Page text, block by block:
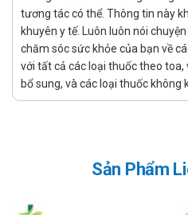
Để có thể mua Careline Royal
có thể mua tại Nhà thuốc Hà
Mua trực tiếp tại cửa hàng
Đặt hàng tại website:
niềm tự hào và là sự thành công
tương tác có thể. Thông tin này
khuyên y tế. Luôn luôn nói
chăm sóc sức khỏe của bạn về
với tất cả các loại thuốc theo
bổ sung, và các loại thuốc không
Sản Phẩm